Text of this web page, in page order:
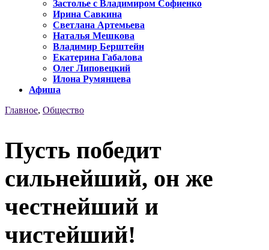
Застолье с Владимиром Софиенко
Ирина Савкина
Светлана Артемьева
Наталья Мешкова
Владимир Берштейн
Екатерина Габалова
Олег Липовецкий
Илона Румянцева
Афиша
Главное, Общество
Пусть победит
сильнейший, он же
честнейший и
чистейший!